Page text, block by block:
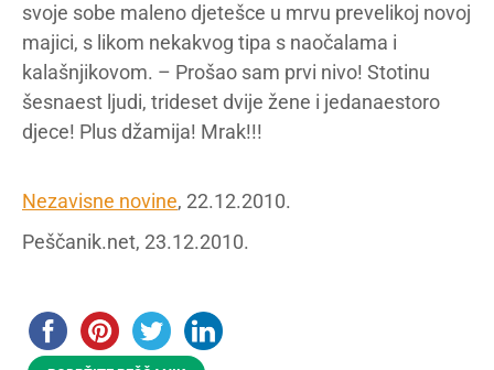
svoje sobe maleno djetešce u mrvu prevelikoj novoj
majici, s likom nekakvog tipa s naočalama i
kalašnjikovom. – Prošao sam prvi nivo! Stotinu
šesnaest ljudi, trideset dvije žene i jedanaestoro
djece! Plus džamija! Mrak!!!
Nezavisne novine, 22.12.2010.
Peščanik.net, 23.12.2010.